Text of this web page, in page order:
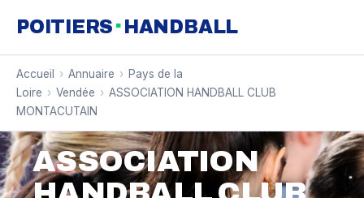
POITIERS · HANDBALL
Accueil › Annuaire › Pays de la
Loire › Vendée › ASSOCIATION HANDBALL CLUB
MONTACUTAIN
ASSOCIATION